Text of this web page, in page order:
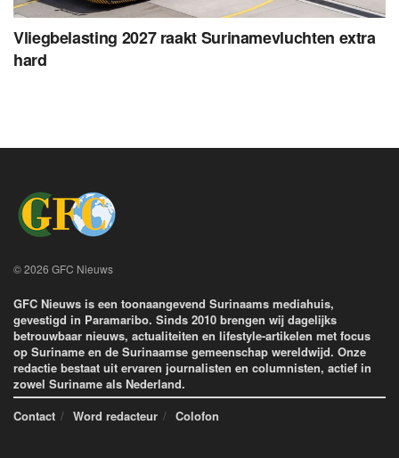
Vliegbelasting 2027 raakt Surinamevluchten extra
hard
© 2026 GFC Nieuws
GFC Nieuws is een toonaangevend Surinaams mediahuis,
gevestigd in Paramaribo. Sinds 2010 brengen wij dagelijks
betrouwbaar nieuws, actualiteiten en lifestyle-artikelen met focus
op Suriname en de Surinaamse gemeenschap wereldwijd. Onze
redactie bestaat uit ervaren journalisten en columnisten, actief in
zowel Suriname als Nederland.
Contact
Word redacteur Colofon